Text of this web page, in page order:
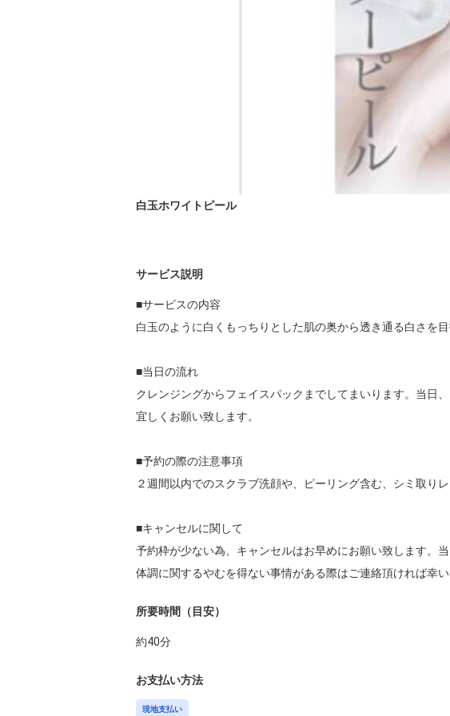
白玉ホワイトピール
サービス説明
■サービスの内容
白玉のように白くもっちりとした肌の奥から透き通る白さを
■当日の流れ
クレンジングからフェイスパックまでしてまいります。当日
宜しくお願い致します。
■予約の際の注意事項
２週間以内でのスクラブ洗顔や、ピーリング含む、シミ取り
■キャンセルに関して
予約枠が少ない為、キャンセルはお早めにお願い致します。
体調に関するやむを得ない事情がある際はご連絡頂ければ幸い
所要時間（目安）
約40分
お支払い方法
現地支払い